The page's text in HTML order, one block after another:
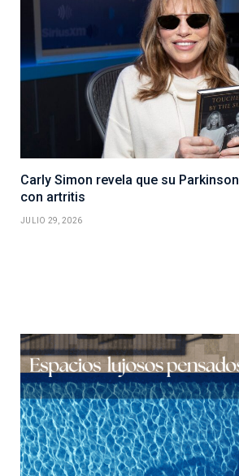
Carly Simon revela que su
con artritis
JULIO 29, 2026